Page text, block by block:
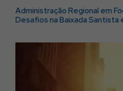
Administração Regional em
Desafios na Baixada Santista